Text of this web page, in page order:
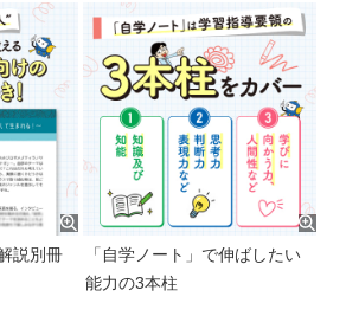
説別冊
「自学ノート」で伸ばしたい
能力の3本柱